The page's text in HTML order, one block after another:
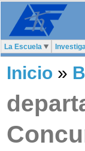
La Escuela
Inicio »